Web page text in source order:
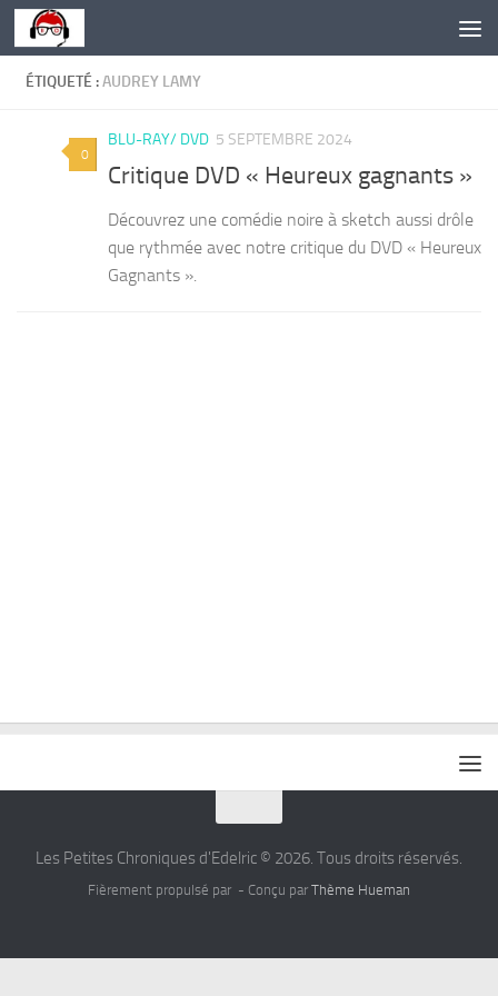
Skip to content
ÉTIQUETÉ :AUDREY LAMY
0
BLU-RAY/ DVD 5 SEPTEMBRE 2024
Critique DVD « Heureux gagnants »
Découvrez une comédie noire à sketch aussi drôle
que rythmée avec notre critique du DVD « Heureux
Gagnants ».
Les Petites Chroniques d'Edelric © 2026. Tous droits réservés.
Fièrement propulsé par - Conçu par Thème Hueman